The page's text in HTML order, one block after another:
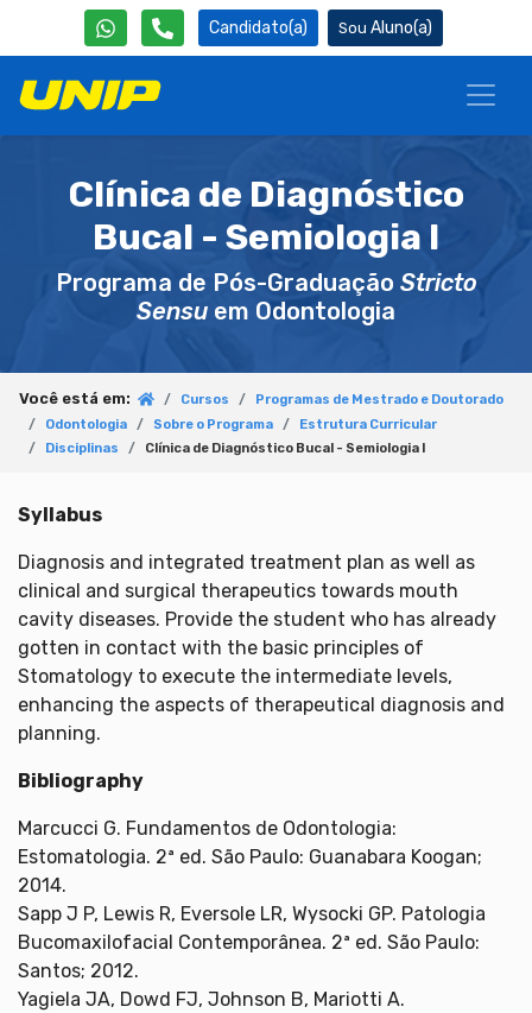
Candidato(a) Aluno(a)
Clínica de Diagnóstico
Bucal - Semiologia I
Programa de Pós-Graduação Stricto
Sensu em Odontologia
Você está em: Cursos
Programas de Mestrado e Doutorado
Odontologia
Sobre o Programa
Estrutura Curricular
Disciplinas
Clínica de Diagnóstico Bucal - Semiologia I
Syllabus
Diagnosis and integrated treatment plan as well as
clinical and surgical therapeutics towards mouth
cavity diseases. Provide the student who has already
gotten in contact with the basic principles of
Stomatology to execute the intermediate levels,
enhancing the aspects of therapeutical diagnosis and
planning.
Bibliography
Marcucci G. Fundamentos de Odontologia:
Estomatologia. 2ª ed. São Paulo: Guanabara Koogan;
2014.
Sapp J P, Lewis R, Eversole LR, Wysocki GP. Patologia
Bucomaxilofacial Contemporânea. 2ª ed. São Paulo:
Santos; 2012.
Yagiela JA, Dowd FJ, Johnson B, Mariotti A.